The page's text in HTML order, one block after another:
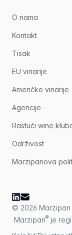
O nama
Kontakt
Tisak
EU vinarije
Američke vinarije
Agencije
Rastući wine
Održivost
Marzipanova
© 2026 Marzipan
Marzipan® je